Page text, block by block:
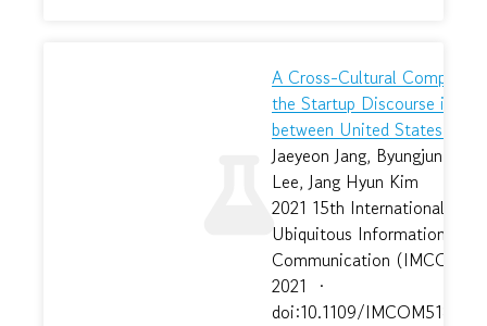
A Cross-Cultural
the Startup Discourse in
between United States and
Jaeyeon Jang, Byungjun
Lee, Jang Hyun Kim
2021 15th International
Ubiquitous Information
Communication (IMCOM)
2021 ·
doi:10.1109/